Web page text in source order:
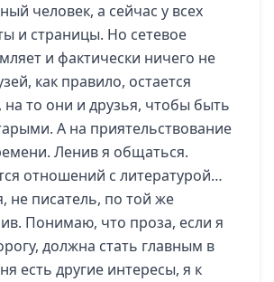
человек, а сейчас у всех
и страницы. Но сетевое
и фактически ничего не
как правило, остается
то они и друзья, чтобы быть
А на приятельствование
Ленив я общаться.
отношений с литературой…
не писатель, по той же
Понимаю, что проза, если я
должна стать главным в
есть другие интересы, я к